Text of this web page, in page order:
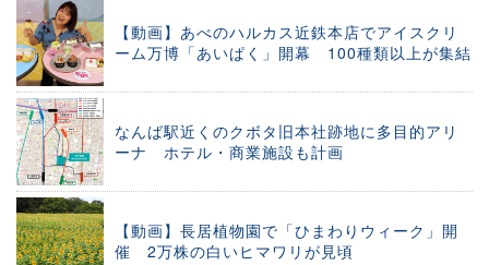
【動画】あべのハルカス近鉄本店でアイスクリ
ーム万博「あいぱく」開幕 100種類以上が集結
なんば駅近くのクボタ旧本社跡地に多目的アリ
ーナ ホテル・商業施設も計画
【動画】長居植物園で「ひまわりウィーク」開
催 2万株の白いヒマワリが見頃